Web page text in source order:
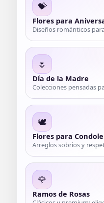
💝
Flores para
Diseños románticos
🌷
Día de la Madre
Colecciones pensadas
🕊️
Flores para
Arreglos sobrios y
🌹
Ramos de Rosas